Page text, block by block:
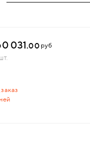
031.00 руб